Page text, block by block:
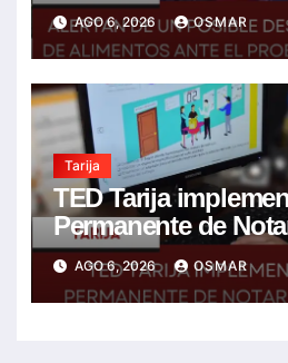
ante el problema
encarecimiento de
agrícolas
AGO 6, 2026 OSMAR
Tarija
TED Tarija
Permanente de
Notarios Electorales
AGO 6, 2026 OSMAR